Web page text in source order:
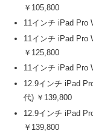
￥105,800
11インチ iPad Pro
11インチ iPad Pro
￥125,800
11インチ iPad Pro
12.9インチ iPad
代) ￥139,800
12.9インチ iPad
￥139,800